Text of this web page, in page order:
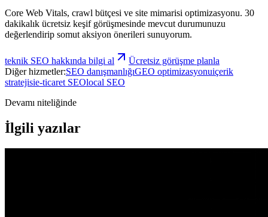
Core Web Vitals, crawl bütçesi ve site mimarisi optimizasyonu. 30
dakikalık ücretsiz keşif görüşmesinde mevcut durumunuzu
değerlendirip somut aksiyon önerileri sunuyorum.
teknik SEO hakkında bilgi al
Ücretsiz görüşme planla
Diğer hizmetler:SEO danışmanlığıGEO optimizasyonuiçerik
stratejisie-ticaret SEOlocal SEO
Devamı niteliğinde
İlgili yazılar